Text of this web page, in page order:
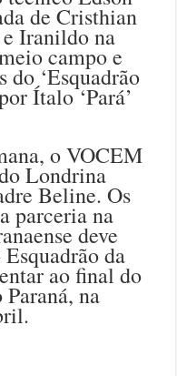
de Cristhian
Iranildo na
campo e
do ‘Esquadrão
Ítalo ‘Pará’
o VOCEM
Londrina
Beline. Os
parceria na
deve
da
ao final do
na